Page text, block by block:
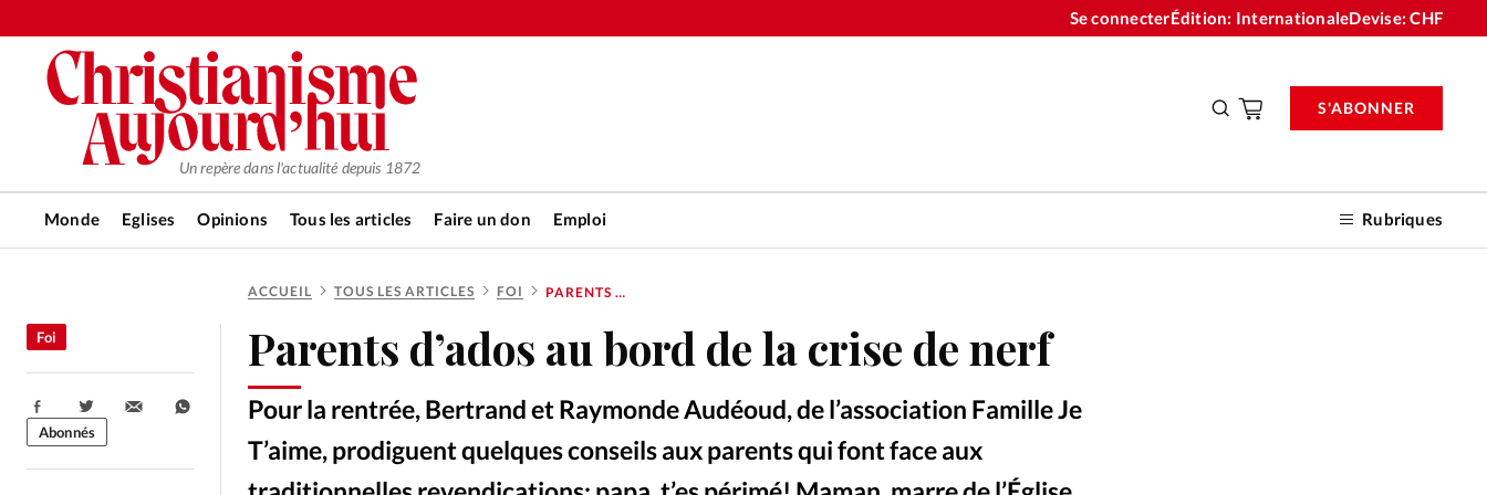
Se connecterÉdition: InternationaleDevise:CHF
Un repère dans l'actualité depuis 1872
Monde Eglises Opinions Tous les articles Faire un don Emploi Rubriques
S'ABONNER
RUBRIQUES
Tous les articles
Actualité chrétienne
Actualité internationale
Chronique
Les abonnements
Faire un don
ACCUEIL TOUS LES ARTICLES FOI PARENTS D’ADOS AU BORD DE LA CRISE DE NERF
Parents d’ados au bord de la crise de nerf
Pour la rentrée, Bertrand et Raymonde Audéoud, de l’association Famille Je
T’aime, prodiguent quelques conseils aux parents qui font face aux
Foi
Partager:
Abonnés